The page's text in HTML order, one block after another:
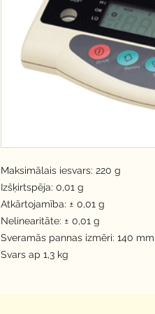
Maksimālais iesvars: 220 g
Izšķirtspēja: 0,01 g
Atkārtojamība: ± 0,01 g
Nelinearitāte: ± 0,01 g
Sveramās pannas izmēri: 140
Svars ap 1,3 kg